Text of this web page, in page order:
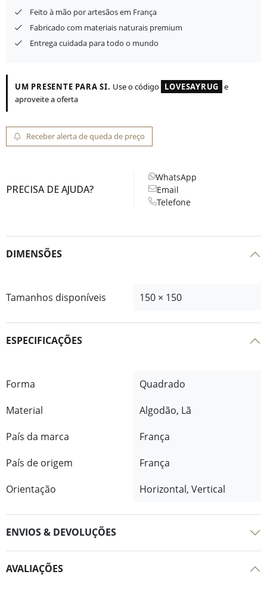
Feito à mão por artesãos em França
Fabricado com materiais naturais premium
Entrega cuidada para todo o mundo
UM PRESENTE PARA SI. Use o código LOVESAYRUG e
aproveite a oferta
Receber alerta de queda de preço
PRECISA DE AJUDA?
WhatsApp
Email
Telefone
DIMENSÕES
Tamanhos disponíveis 150 × 150
ESPECIFICAÇÕES
Forma
Quadrado
Material
Algodão, Lã
País da marca
França
País de origem
França
Orientação
Horizontal, Vertical
ENVIOS & DEVOLUÇÕES
AVALIAÇÕES